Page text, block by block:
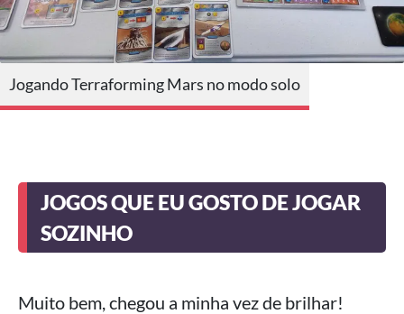
Jogando Terraforming Mars no modo solo
JOGOS QUE EU GOSTO DE JOGAR
SOZINHO
Muito bem, chegou a minha vez de brilhar!